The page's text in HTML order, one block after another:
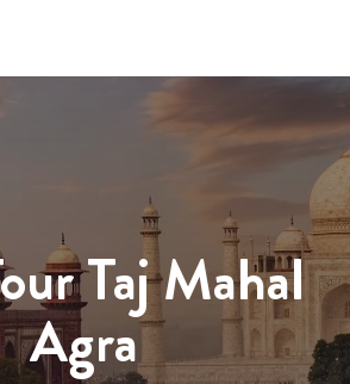
Taj Mahal
Agra